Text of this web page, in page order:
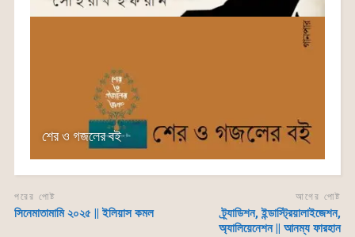
শের ও গজলের বই
পরের পোষ্ট
সিনেমাতামামি ২০২৫ || ইলিয়াস কমল
আগের পোষ্ট
ট্র্যাডিশন, ইন্ডাস্ট্রিয়ালাইজেশন,
অ্যালিয়েনেশন || আনম্য ফারহান